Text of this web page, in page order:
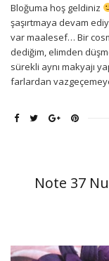
Bloğuma hoş geldiniz
şaşırtmaya devam
var maalesef… Bir
dediğim, elimden
sürekli aynı makyajı
farlardan
Note 37